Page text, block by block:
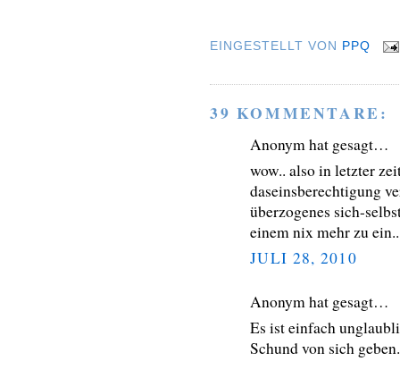
EINGESTELLT VON PPQ
39 KOMMENTARE:
Anonym hat gesagt…
wow.. also in letzter
daseinsberechtigung
überzogenes sich-
einem nix mehr zu ein..
JULI 28, 2010
Anonym hat gesagt…
Es ist einfach
Schund von sich geben.